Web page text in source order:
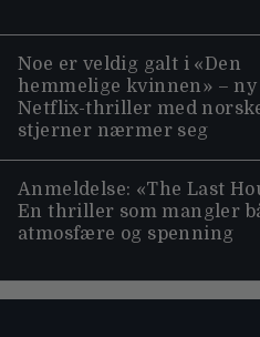
Noe er veldig galt i «Den
hemmelige kvinnen» – ny
Netflix-thriller med
stjerner nærmer seg
Anmeldelse: «The Last
En thriller som mangler
atmosfære og spenning